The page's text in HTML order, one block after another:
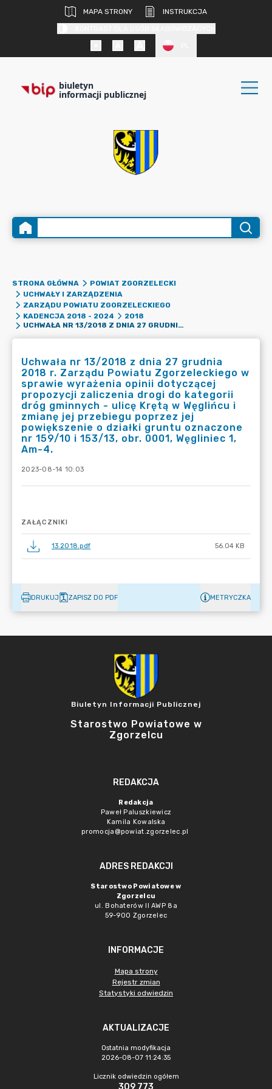
MAPA STRONY
INSTRUKCJA
biuletyn
informacji publicznej
STRONA GŁÓWNA
POWIAT ZGORZELECKI
UCHWAŁY I ZARZĄDZENIA
ZARZĄDU POWIATU ZGORZELECKIEGO
KADENCJA 2018 - 2024
2018
UCHWAŁA NR 13/2018 Z DNIA 27 GRUDNIA 2018 R. ZARZĄDU POWIATU ZGORZELECKIEGO W SPRAWIE WYRAŻENIA OPINII DOTYCZĄCEJ PROPOZYCJI ZALICZENIA DROGI DO KATEGORII DRÓG GMINNYCH - ULICĘ KRĘTĄ W WĘGLIŃCU I ZMIANĘ JEJ PRZEBIEGU POPRZEZ JEJ POWIĘKSZENIE O DZIAŁKI GRUNTU OZNACZONE NR 159/10 I 153/13, OBR. 0001, WĘGLINIEC 1, AM-4.
Uchwała nr 13/2018 z dnia 27 grudnia
2018 r. Zarządu Powiatu Zgorzeleckiego w
sprawie wyrażenia opinii dotyczącej
propozycji zaliczenia drogi do kategorii
dróg gminnych - ulicę Krętą w Węglińcu i
zmianę jej przebiegu poprzez jej
powiększenie o działki gruntu oznaczone
nr 159/10 i 153/13, obr. 0001, Węgliniec 1,
Am-4.
2023-08-14 10:03
ZAŁĄCZNIKI
13.2018.pdf 56.04 KB
DRUKUJ ZAPISZ DO PDF METRYCZKA
Biuletyn Informacji Publicznej
Starostwo Powiatowe w
Zgorzelcu
REDAKCJA
Redakcja
Paweł Paluszkiewicz
Kamila Kowalska
promocja@powiat.zgorzelec.pl
ADRES REDAKCJI
Starostwo Powiatowe w
Zgorzelcu
ul. Bohaterów II AWP 8a
59-900 Zgorzelec
INFORMACJE
Mapa strony
Rejestr zmian
Statystyki odwiedzin
AKTUALIZACJE
Ostatnia modyfikacja
2026-08-07 11:24:35
Licznik odwiedzin ogółem
309 773